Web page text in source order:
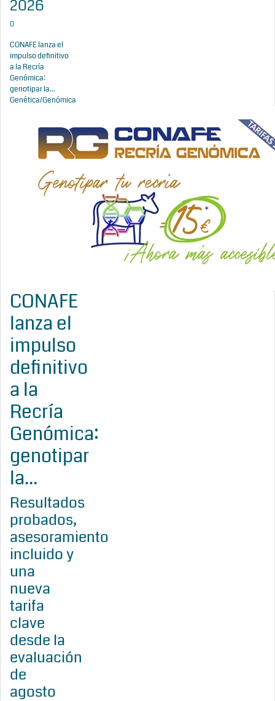
2026
0
CONAFE lanza el
impulso definitivo
a la Recría
Genómica:
genotipar la...
Genética/Genómica
CONAFE
lanza el
impulso
definitivo
a la
Recría
Genómica:
genotipar
la...
Resultados
probados,
asesoramiento
incluido y
una
nueva
tarifa
clave
desde la
evaluación
de
agosto